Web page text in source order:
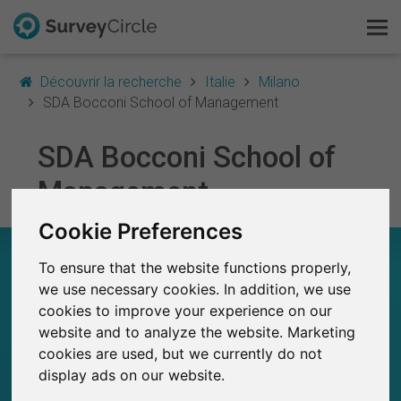
Cookie Preferences
To ensure that the website functions properly,
we use necessary cookies. In addition, we use
cookies to improve your experience on our
website and to analyze the website. Marketing
cookies are used, but we currently do not
display ads on our website.
Découvrir la recherche Italie
Milano
SDA Bocconi School of Management
SDA Bocconi School of
Management
EN UN COUP D'ŒIL
0
Études publiées jusqu'à présent sur
SurveyCircle
0
Études récemment publiées sur
SurveyCircle
C'est SurveyCircle
Survey Ranking
Explorer la recherche
FAQ
S'inscrire gratuitement
S'inscrire